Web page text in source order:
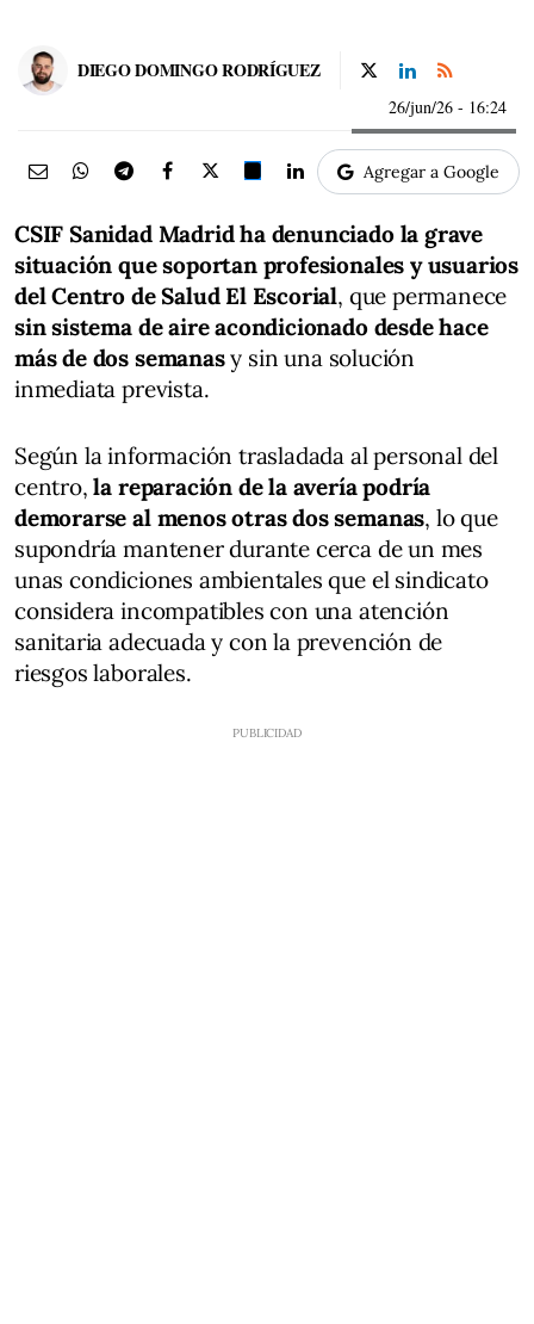
DIEGO DOMINGO RODRÍGUEZ
26/jun/26 - 16:24
Agregar a Google
CSIF Sanidad Madrid ha denunciado la grave
situación que soportan profesionales y usuarios
del Centro de Salud El Escorial, que permanece
sin sistema de aire acondicionado desde hace
más de dos semanasy sin una solución
inmediata prevista.
Según la información trasladada al personal del
centro,la reparación de la avería podría
demorarse al menos otras dos semanas, lo que
supondría mantener durante cerca de un mes
unas condiciones ambientales que el sindicato
considera incompatibles con una atención
sanitaria adecuada y con la prevención de
riesgos laborales.